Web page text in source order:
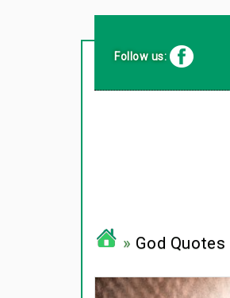
Follow us:
» God Quotes